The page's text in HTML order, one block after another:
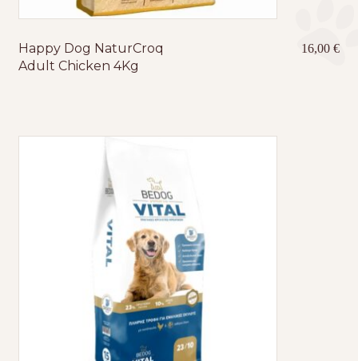
Happy Dog NaturCroq
Adult Chicken 4Kg
16,00€